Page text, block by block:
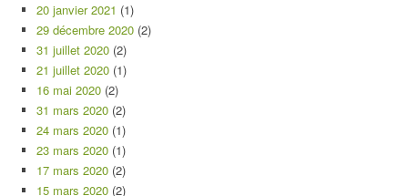
20 janvier 2021 (1)
29 décembre 2020 (2)
31 juillet 2020 (2)
21 juillet 2020 (1)
16 mai 2020 (2)
31 mars 2020 (2)
24 mars 2020 (1)
23 mars 2020 (1)
17 mars 2020 (2)
15 mars 2020 (2)